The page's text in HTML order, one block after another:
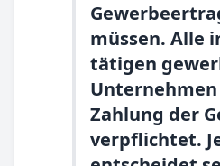
müssen. Alle
tätigen
Zahlung der
verpflichtet.